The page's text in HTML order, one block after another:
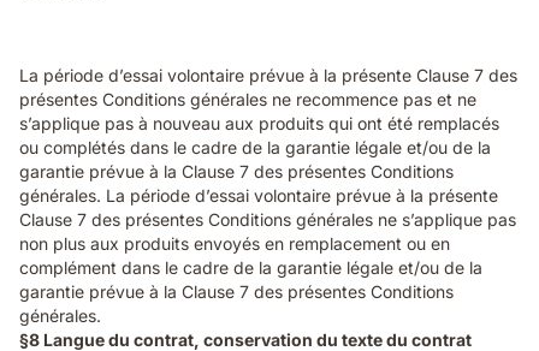
La période d’essai volontaire prévue à la présente Clause 7 des
présentes Conditions générales ne recommence pas et ne
s’applique pas à nouveau aux produits qui ont été remplacés
ou complétés dans le cadre de la garantie légale et/ou de la
garantie prévue à la Clause 7 des présentes Conditions
générales. La période d’essai volontaire prévue à la présente
Clause 7 des présentes Conditions générales ne s’applique pas
non plus aux produits envoyés en remplacement ou en
complément dans le cadre de la garantie légale et/ou de la
garantie prévue à la Clause 7 des présentes Conditions
générales.
§8 Langue du contrat, conservation du texte du contrat